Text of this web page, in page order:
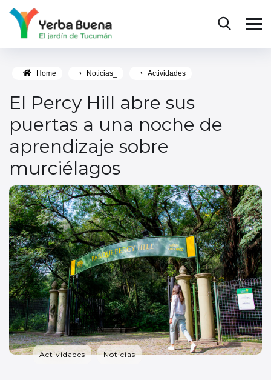
Home Noticias_ Actividades
El Percy Hill abre sus
puertas a una noche de
aprendizaje sobre
murciélagos
Actividades Noticias